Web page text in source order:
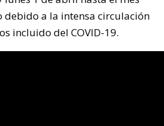
debido a la intensa circulación
incluido del COVID-19.